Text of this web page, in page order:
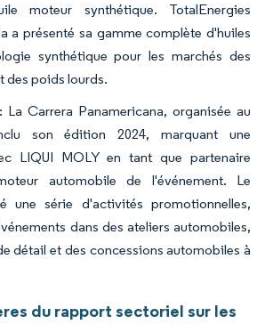
moteur synthétique. TotalEnergies
a présenté sa gamme complète d'huiles
synthétique pour les marchés des
des poids lourds.
La Carrera Panamericana, organisée au
son édition 2024, marquant une
LIQUI MOLY en tant que partenaire
automobile de l'événement. Le
une série d'activités promotionnelles,
dans des ateliers automobiles,
détail et des concessions automobiles à
du rapport sectoriel sur les